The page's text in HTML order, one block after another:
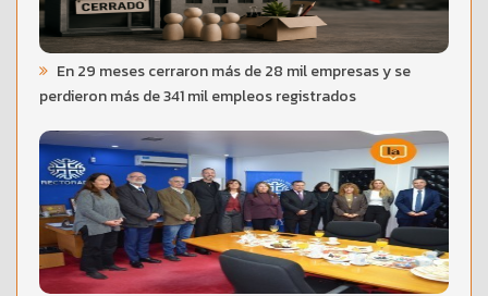
En 29 meses cerraron más de 28 mil empresas y se
perdieron más de 341 mil empleos registrados